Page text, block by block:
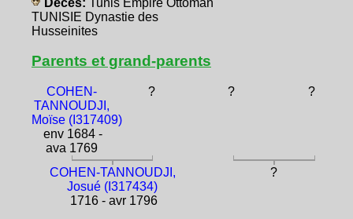
Décès: Tunis Empire Ottoman
TUNISIE Dynastie des
Husseinites
Parents et grand-parents
COHEN-
TANNOUDJI,
Moïse (I317409)
env 1684 -
ava 1769
? ? ?
COHEN-TANNOUDJI,
Josué (I317434)
1716 - avr 1796
?